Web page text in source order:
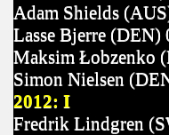
Adam Shields
Lasse Bjerre (DEN)
Maksim Łobzenko
Simon Nielsen
2012: I
Fredrik Lindgren